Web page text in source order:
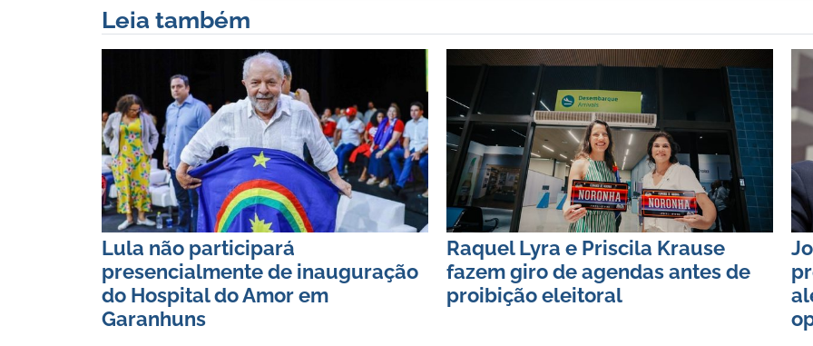
Leia também
Lula não participará
presencialmente de inauguração
do Hospital do Amor em
Garanhuns
Raquel Lyra e Priscila Krause
fazem giro de agendas antes de
proibição eleitoral